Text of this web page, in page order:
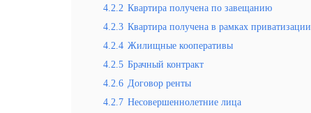
4.2.2 Квартира получена по завещанию
4.2.3 Квартира получена в рамках приватизации
4.2.4 Жилищные кооперативы
4.2.5 Брачный контракт
4.2.6 Договор ренты
4.2.7 Несовершеннолетние лица